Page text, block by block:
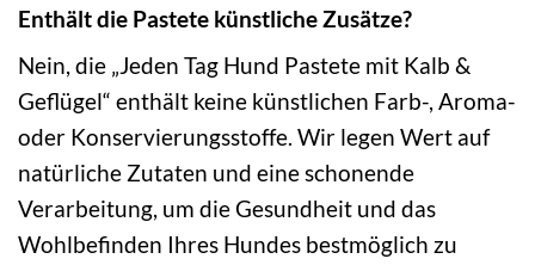
Enthält die Pastete künstliche Zusätze?
Nein, die „Jeden Tag Hund Pastete mit Kalb &
Geflügel“ enthält keine künstlichen Farb-, Aroma-
oder Konservierungsstoffe. Wir legen Wert auf
natürliche Zutaten und eine schonende
Verarbeitung, um die Gesundheit und das
Wohlbefinden Ihres Hundes bestmöglich zu